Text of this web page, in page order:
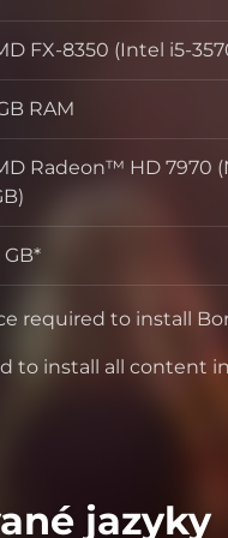
FX-8350 (Intel i5-
RAM
karta
Radeon™ HD 7970
GB*
required to install
to install all content
jazyky